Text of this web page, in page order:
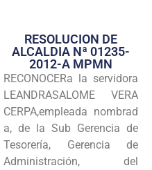
Transparencia
Seguridad
Programas
Intranet
RESOLUCION DE
ALCALDIA Nª 01235-
2012-A MPMN
RECONOCERa la servidora
LEANDRASALOME VERA
CERPA,empleada nombrad
a, de la Sub Gerencia de
Tesorería, Gerencia de
Administración, del